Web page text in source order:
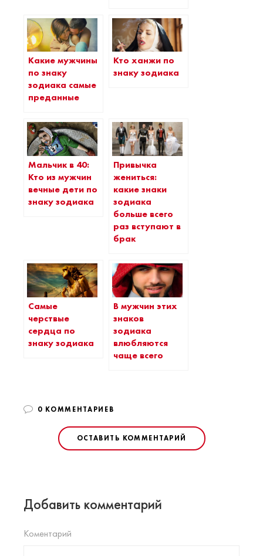
Какие мужчины
по знаку
зодиака самые
преданные
Кто ханжи по
знаку зодиака
Мальчик в 40:
Кто из мужчин
вечные дети по
знаку зодиака
Привычка
жениться:
какие знаки
зодиака
больше всего
раз вступают в
брак
Самые
черствые
сердца по
знаку зодиака
В мужчин этих
знаков
зодиака
влюбляются
чаще всего
0 КОММЕНТАРИЕВ
ОСТАВИТЬ КОММЕНТАРИЙ
Добавить комментарий
Коментарий